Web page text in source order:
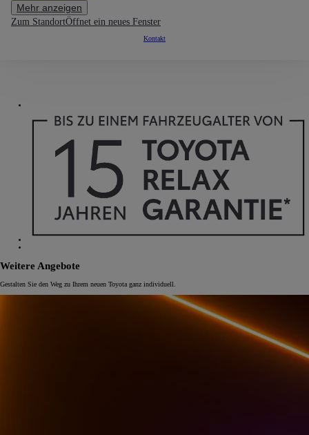
Mehr anzeigen
Kontakt
Zum StandortÖffnet ein neues Fenster
Weitere Angebote
Gestalten Sie den Weg zu Ihrem neuen Toyota ganz individuell.